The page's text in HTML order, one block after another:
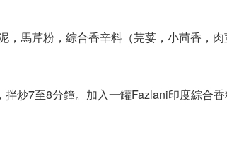
馬芹粉，綜合香辛料（芫荽，小茴香，
炒7至8分鐘。加入一罐Fazlani印度綜合